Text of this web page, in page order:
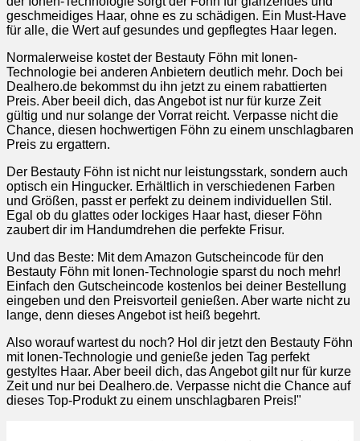
geschmeidiges Haar, ohne es zu schädigen. Ein Must-Have
für alle, die Wert auf gesundes und gepflegtes Haar legen.
Normalerweise kostet der Bestauty Föhn mit Ionen-
Technologie bei anderen Anbietern deutlich mehr. Doch bei
Dealhero.de bekommst du ihn jetzt zu einem rabattierten
Preis. Aber beeil dich, das Angebot ist nur für kurze Zeit
gültig und nur solange der Vorrat reicht. Verpasse nicht die
Chance, diesen hochwertigen Föhn zu einem unschlagbaren
Preis zu ergattern.
Der Bestauty Föhn ist nicht nur leistungsstark, sondern auch
optisch ein Hingucker. Erhältlich in verschiedenen Farben
und Größen, passt er perfekt zu deinem individuellen Stil.
Egal ob du glattes oder lockiges Haar hast, dieser Föhn
zaubert dir im Handumdrehen die perfekte Frisur.
Und das Beste: Mit dem Amazon Gutscheincode für den
Bestauty Föhn mit Ionen-Technologie sparst du noch mehr!
Einfach den Gutscheincode kostenlos bei deiner Bestellung
eingeben und den Preisvorteil genießen. Aber warte nicht zu
lange, denn dieses Angebot ist heiß begehrt.
Also worauf wartest du noch? Hol dir jetzt den Bestauty Föhn
mit Ionen-Technologie und genieße jeden Tag perfekt
gestyltes Haar. Aber beeil dich, das Angebot gilt nur für kurze
Zeit und nur bei Dealhero.de. Verpasse nicht die Chance auf
dieses Top-Produkt zu einem unschlagbaren Preis!"